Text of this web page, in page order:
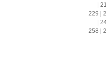
229
258